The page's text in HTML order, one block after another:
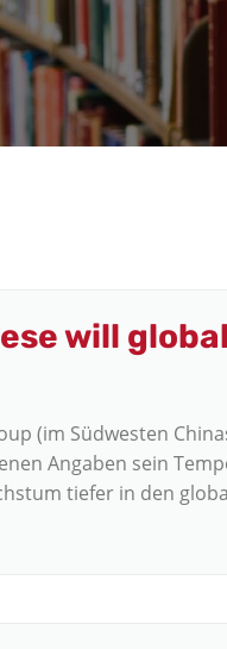
will
(im Südwesten
Angaben sein
tiefer in den